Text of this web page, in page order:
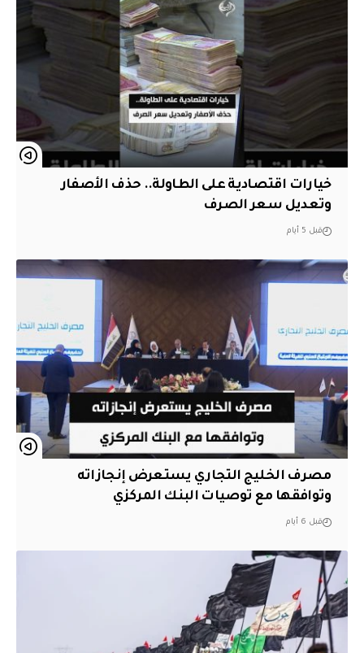
خيارات اقتصادية على الطاولة.. حذف الأصفار
وتعديل سعر الصرف
قبل 5 أيام
مصرف الخليج التجاري يستعرض إنجازاته
وتوافقها مع توصيات البنك المركزي
قبل 6 أيام